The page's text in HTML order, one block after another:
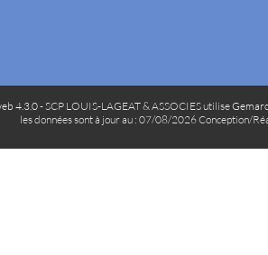
4.3.0- SCP LOUIS-LAGEAT & ASSOCIES utilise
les données sont à jour au : 07/08/2026 Conception/